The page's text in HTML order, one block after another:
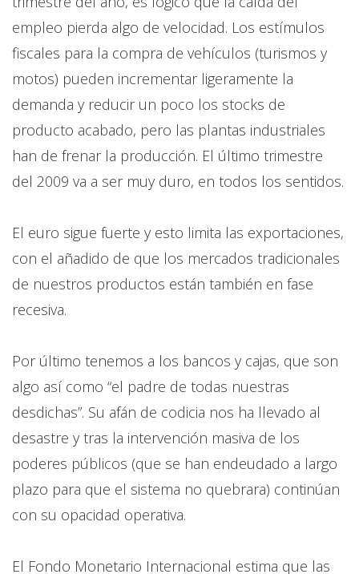
empleo pierda algo de velocidad. Los estímulos
fiscales para la compra de vehículos (turismos y
motos) pueden incrementar ligeramente la
demanda y reducir un poco los stocks de
producto acabado, pero las plantas industriales
han de frenar la producción. El último trimestre
del 2009 va a ser muy duro, en todos los sentidos.
El euro sigue fuerte y esto limita las exportaciones,
con el añadido de que los mercados tradicionales
de nuestros productos están también en fase
recesiva.
Por último tenemos a los bancos y cajas, que son
algo así como “el padre de todas nuestras
desdichas”. Su afán de codicia nos ha llevado al
desastre y tras la intervención masiva de los
poderes públicos (que se han endeudado a largo
plazo para que el sistema no quebrara) continúan
con su opacidad operativa.
El Fondo Monetario Internacional estima que las